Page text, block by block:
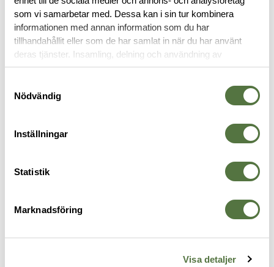
som vi samarbetar med. Dessa kan i sin tur kombinera
informationen med annan information som du har
tillhandahållit eller som de har samlat in när du har använt
deras tjänster. Insamling, delning och användning av
personuppgifter kan användas för personalisering av
Nödvändig
Inställningar
Statistik
Marknadsföring
Visa detaljer
RYGGSÄCKAR
TASMANIAN TIGER
IRR
Black